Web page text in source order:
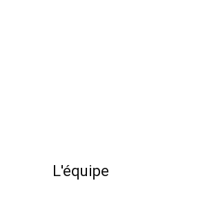
L'équipe